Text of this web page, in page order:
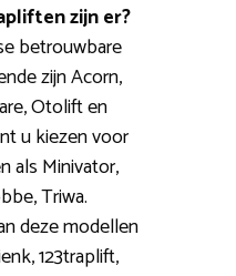
zijn er?
betrouwbare
zijn Acorn,
Otolift en
u kiezen voor
als Minivator,
Triwa.
deze modellen
123traplift,